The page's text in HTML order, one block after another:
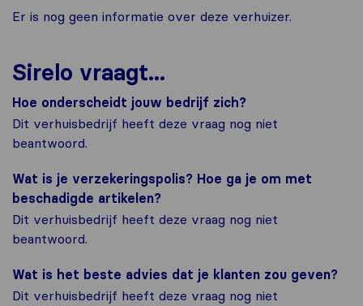
Er is nog geen informatie over deze verhuizer.
Sirelo vraagt...
Hoe onderscheidt jouw bedrijf zich?
Dit verhuisbedrijf heeft deze vraag nog niet
beantwoord.
Wat is je verzekeringspolis? Hoe ga je om met
beschadigde artikelen?
Dit verhuisbedrijf heeft deze vraag nog niet
beantwoord.
Wat is het beste advies dat je klanten zou geven?
Dit verhuisbedrijf heeft deze vraag nog niet